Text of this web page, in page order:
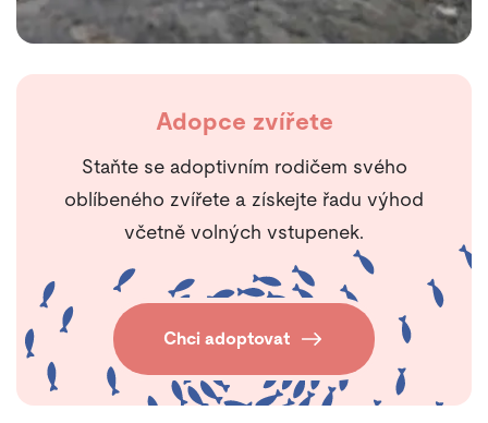
Adopce zvířete
Staňte se adoptivním rodičem svého
oblíbeného zvířete a získejte řadu výhod
včetně volných vstupenek.
Chci adoptovat